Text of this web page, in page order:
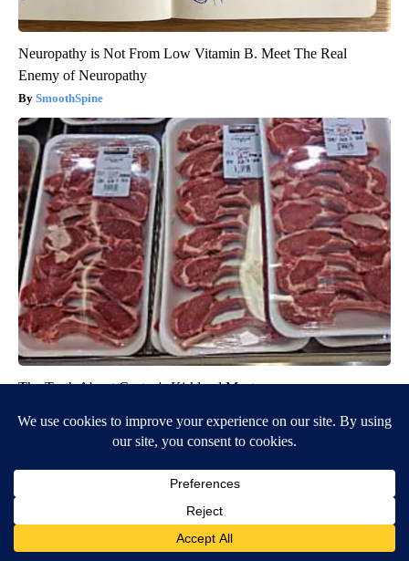
Neuropathy is Not From Low Vitamin B. Meet The Real
Enemy of Neuropathy
SmoothSpine
The Truth About Costco's Kirkland Meat